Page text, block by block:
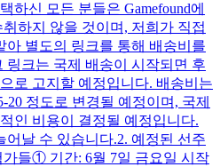
하신 모든 분들은 Gamefound에
하지 않을 것이며, 저희가 직접
아 별도의 링크를 통해 배송비를
링크는 국제 배송이 시작되면 후
로 고지할 예정입니다. 배송비는
20 정도로 변경될 예정이며, 국제
인 비용이 결정될 예정입니다.
어날 수 있습니다.2. 예정된 선주
들① 기간: 6월 7일 금요일 시작